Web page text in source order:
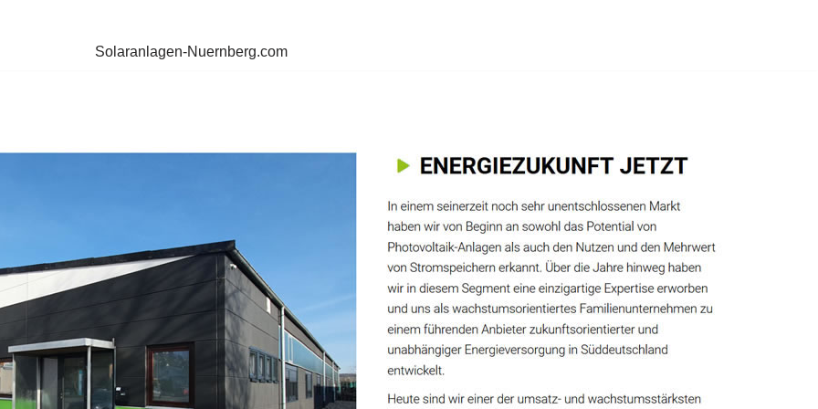
Solaranlagen-Nuernberg.com